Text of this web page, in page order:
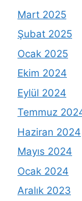
Mart 2025
Şubat 2025
Ocak 2025
Ekim 2024
Eylül 2024
Temmuz
Haziran 2024
Mayıs 2024
Ocak 2024
Aralık 2023